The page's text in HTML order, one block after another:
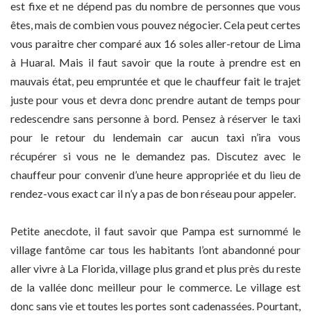
est fixe et ne dépend pas du nombre de personnes que vous
êtes, mais de combien vous pouvez négocier. Cela peut certes
vous paraitre cher comparé aux 16 soles aller-retour de Lima
à Huaral. Mais il faut savoir que la route à prendre est en
mauvais état, peu empruntée et que le chauffeur fait le trajet
juste pour vous et devra donc prendre autant de temps pour
redescendre sans personne à bord. Pensez à réserver le taxi
pour le retour du lendemain car aucun taxi n’ira vous
récupérer si vous ne le demandez pas. Discutez avec le
chauffeur pour convenir d’une heure appropriée et du lieu de
rendez-vous exact car il n’y a pas de bon réseau pour appeler.
Petite anecdote, il faut savoir que Pampa est surnommé le
village fantôme car tous les habitants l’ont abandonné pour
aller vivre à La Florida, village plus grand et plus près du reste
de la vallée donc meilleur pour le commerce. Le village est
donc sans vie et toutes les portes sont cadenassées. Pourtant,